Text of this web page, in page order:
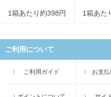
1箱あたり約398円 1箱あた
ご利用について
ご利用ガイド お支